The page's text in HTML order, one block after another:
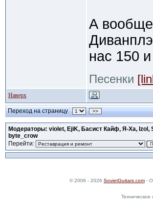
А вообще
нас 150
Песенки
Наверх
Переход на страницу >>
Модераторы: violet, EjiK, Басист Кайф, Я-Ха, Izol,
byte_crow
Перейти:
© 2006 - 2026 SovietGuitars.com -